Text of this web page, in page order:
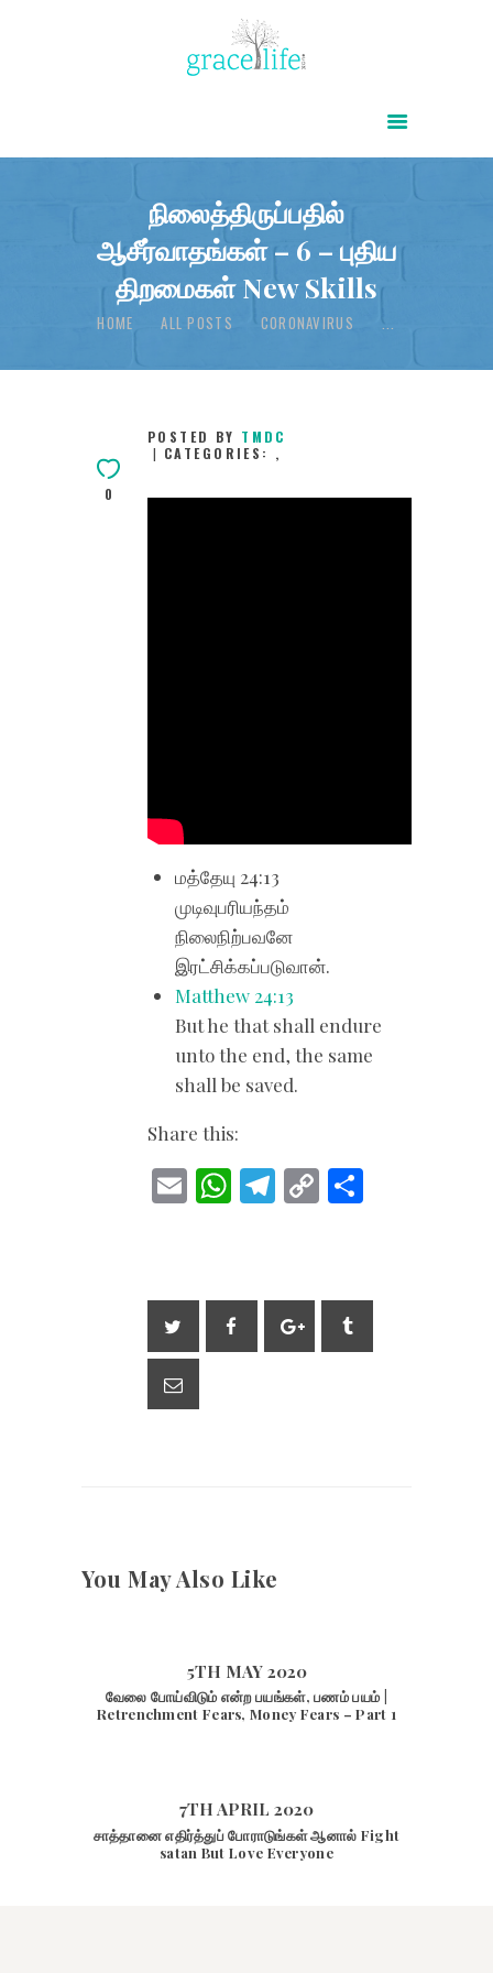
நிலைத்திருப்பதில்
ஆசீர்வாதங்கள் – 6 – புதிய
திறமைகள் New Skills
HOME ALL POSTS CORONAVIRUS ...
POWER OF CHRIST DAILY
FREE RESOURCES
CHILDREN
TESTIMONIES
0
POSTED BY TMDC
CATEGORIES: ,
மத்தேயு 24:13
முடிவுபரியந்தம்
நிலைநிற்பவனே
இரட்சிக்கப்படுவான்.
Matthew 24:13
But he that shall endure
unto the end, the same
shall be saved.
Share this:
E
m
l
W
h
s
A
p
T
el
gr
a
m
C
o
y
Li
n
e
You May Also Like
5TH MAY 2020
வேலை போய்விடும் என்ற பயங்கள், பணம் பயம் |
Retrenchment Fears, Money Fears – Part 1
7TH APRIL 2020
சாத்தானை எதிர்த்துப் போராடுங்கள் ஆனால் Fight
satan But Love Everyone